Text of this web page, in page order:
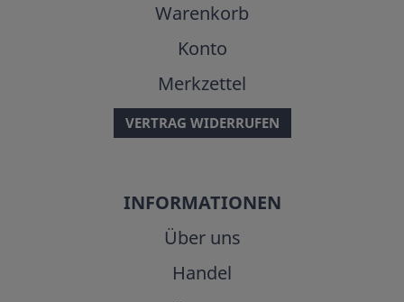
Warenkorb
Konto
Merkzettel
VERTRAG WIDERRUFEN
INFORMATIONEN
Über uns
Handel